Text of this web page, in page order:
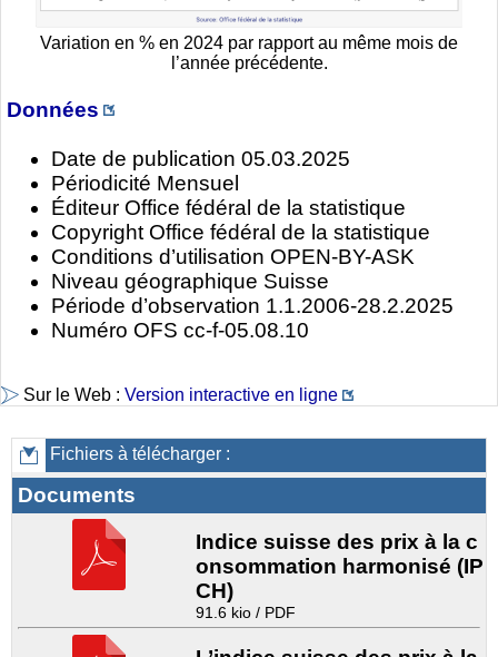
Variation en % en 2024 par rapport au même mois de
l’année précédente.
Données
Date de publication 05.03.2025
Périodicité Mensuel
Éditeur Office fédéral de la statistique
Copyright Office fédéral de la statistique
Conditions d’utilisation OPEN-BY-ASK
Niveau géographique Suisse
Période d’observation 1.1.2006-28.2.2025
Numéro OFS cc-f-05.08.10
Sur le Web : Version interactive en ligne
Fichiers à télécharger :
Documents
Indice suisse des prix à la c
onsommation harmonisé (IP
CH)
91.6 kio / PDF